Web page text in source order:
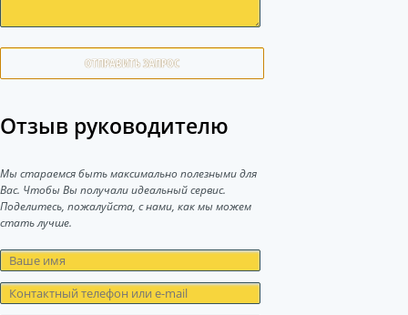
ОТПРАВИТЬ ЗАПРОС
Отзыв руководителю
Мы стараемся быть максимально полезными для
Вас. Чтобы Вы получали идеальный сервис.
Поделитесь, пожалуйста, с нами, как мы можем
стать лучше.